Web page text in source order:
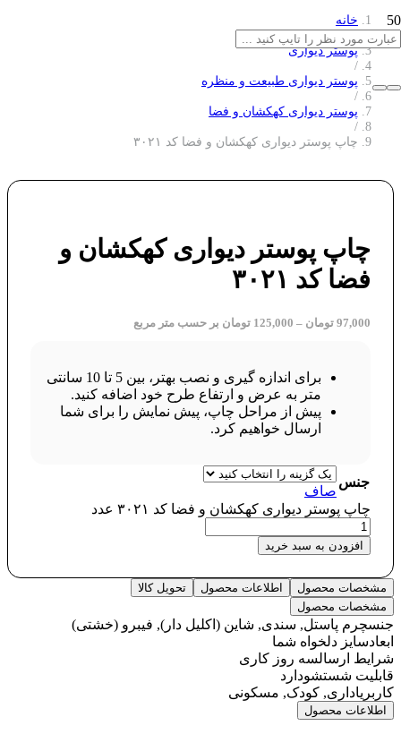
خانه
/
پوستر دیواری
/
پوستر دیواری طبیعت و منظره
/
پوستر دیواری کهکشان و فضا
/
چاپ پوستر دیواری کهکشان و فضا کد ۳۰۲۱
چاپ پوستر دیواری کهکشان و
فضا کد ۳۰۲۱
97,000 تومان –
125,000 تومان بر حسب متر مربع
برای اندازه گیری و نصب بهتر، بین 5 تا 10 سانتی
متر به عرض و ارتفاع طرح خود اضافه کنید.
پیش از مراحل چاپ، پیش نمایش را برای شما
ارسال خواهیم کرد.
جنس
صاف
چاپ پوستر دیواری کهکشان و فضا کد ۳۰۲۱ عدد
افزودن به سبد خرید
مشخصات محصول اطلاعات محصول
تحویل کالا
مشخصات محصول
جنسچرم پاستل, سندی, شاین (اکلیل دار), فیبرو (خشتی)
ابعادسایز دلخواه شما
شرایط ارسالسه روز کاری
قابلیت شستشودارد
کاربریاداری, کودک, مسکونی
اطلاعات محصول